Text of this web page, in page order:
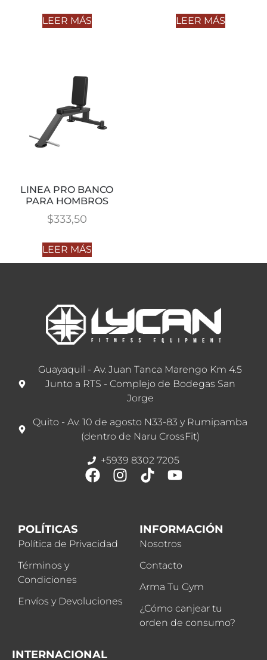
LEER MÁS LEER MÁS
LINEA PRO BANCO
PARA HOMBROS
$333,50
LEER MÁS
Guayaquil - Av. Juan Tanca Marengo Km 4.5
Junto a RTS - Complejo de Bodegas San
Jorge
Quito - Av. 10 de agosto N33-83 y Rumipamba
(dentro de Naru CrossFit)
+5939 8302 7205
POLÍTICAS
Política de Privacidad
Términos y
Condiciones
Envíos y Devoluciones
INFORMACIÓN
Nosotros
Contacto
Arma Tu Gym
¿Cómo canjear tu
orden de consumo?
INTERNACIONAL